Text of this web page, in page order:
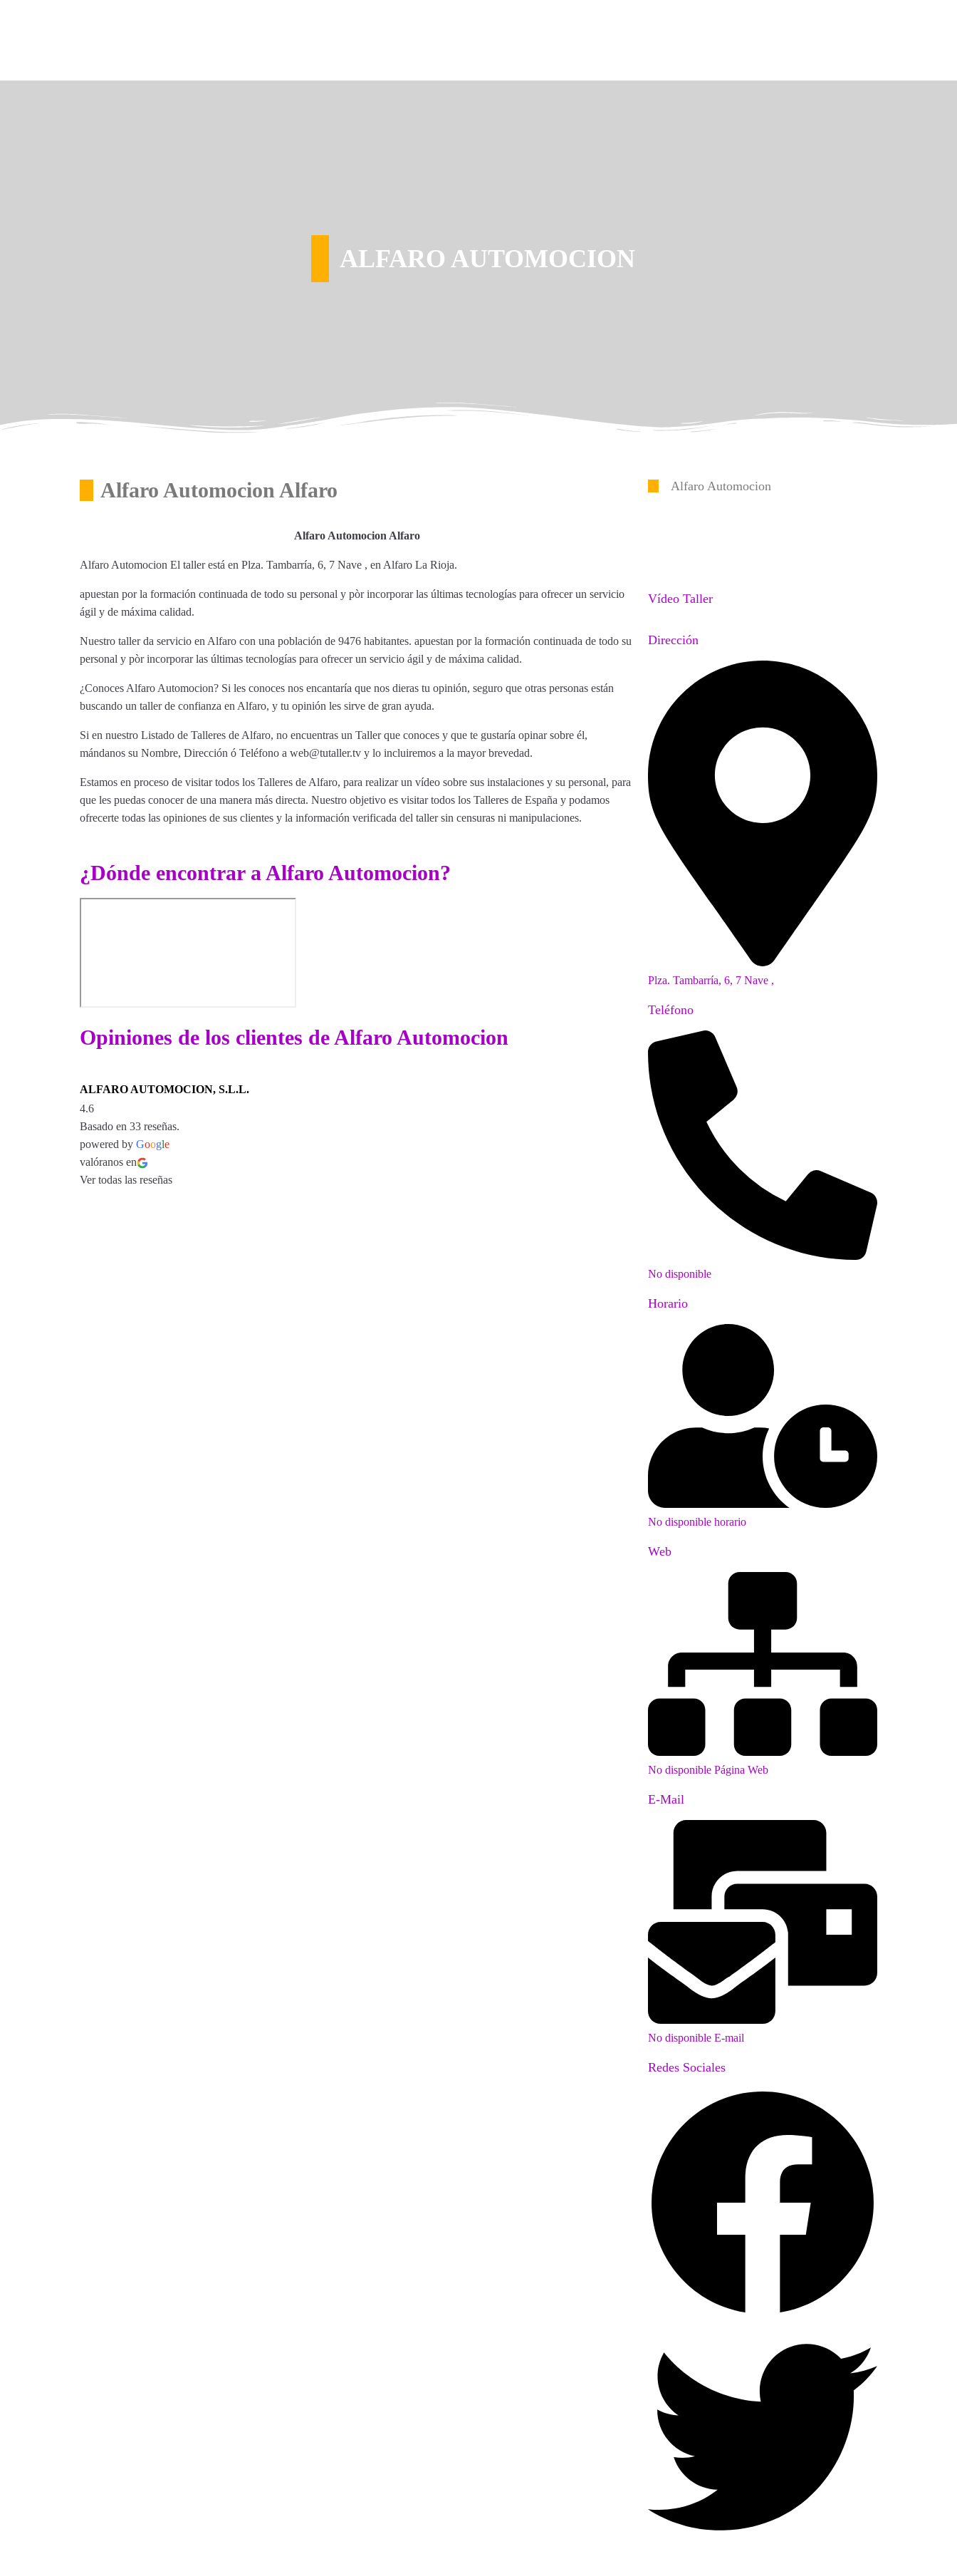
ALFARO AUTOMOCION
Alfaro Automocion Alfaro
Alfaro Automocion Alfaro
Alfaro Automocion El taller está en Plza. Tambarría, 6, 7 Nave , en Alfaro La Rioja.
apuestan por la formación continuada de todo su personal y pòr incorporar las últimas tecnologías para ofrecer un servicio
ágil y de máxima calidad.
Nuestro taller da servicio en Alfaro con una población de 9476 habitantes. apuestan por la formación continuada de todo su
personal y pòr incorporar las últimas tecnologías para ofrecer un servicio ágil y de máxima calidad.
¿Conoces Alfaro Automocion? Si les conoces nos encantaría que nos dieras tu opinión, seguro que otras personas están
buscando un taller de confianza en Alfaro, y tu opinión les sirve de gran ayuda.
Si en nuestro Listado de Talleres de Alfaro, no encuentras un Taller que conoces y que te gustaría opinar sobre él,
mándanos su Nombre, Dirección ó Teléfono a web@tutaller.tv y lo incluiremos a la mayor brevedad.
Estamos en proceso de visitar todos los Talleres de Alfaro, para realizar un vídeo sobre sus instalaciones y su personal, para
que les puedas conocer de una manera más directa. Nuestro objetivo es visitar todos los Talleres de España y podamos
ofrecerte todas las opiniones de sus clientes y la información verificada del taller sin censuras ni manipulaciones.
¿Dónde encontrar a Alfaro Automocion?
Opiniones de los clientes de Alfaro Automocion
ALFARO AUTOMOCION, S.L.L.
4.6
Basado en 33 reseñas.
powered by Google
valóranos en
Ver todas las reseñas
Alfaro Automocion
Vídeo Taller
Dirección
Plza. Tambarría, 6, 7 Nave ,
Teléfono
No disponible
Horario
No disponible horario
Web
No disponible Página Web
E-Mail
No disponible E-mail
Redes Sociales